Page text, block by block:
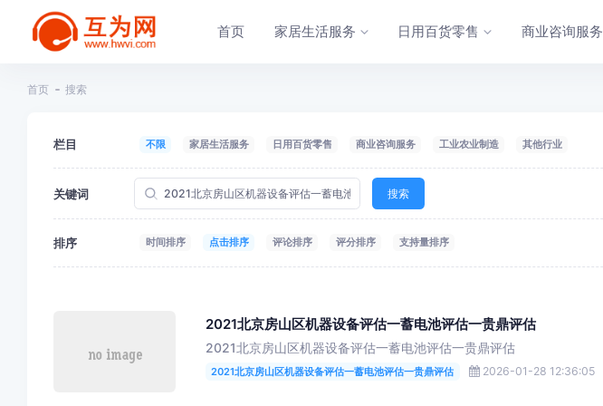
首页 家居生活服务 日用百货零售 商业咨询服务
首页 搜索
栏目 不限 家居生活服务 日用百货零售 商业咨询服务 工业农业制造 其他行业
关键词 搜索
排序 时间排序 点击排序 评论排序 评分排序 支持量排序
2021北京房山区机器设备评估一蓄电池评估一贵鼎评估
2021北京房山区机器设备评估一蓄电池评估一贵鼎评估
2021北京房山区机器设备评估一蓄电池评估一贵鼎评估 2026-01-28 12:36:05